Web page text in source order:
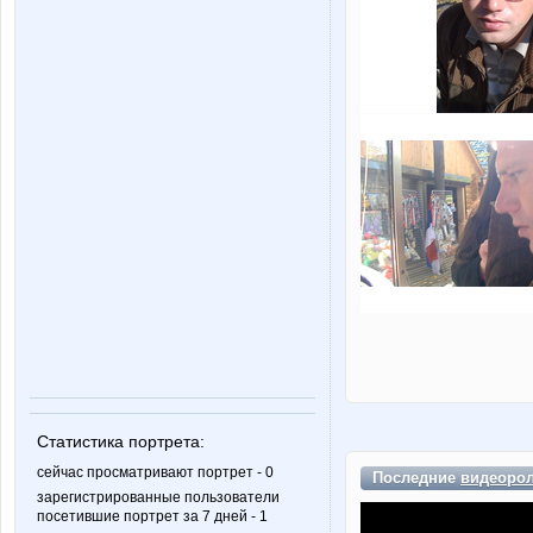
Статистика портрета:
сейчас просматривают портрет - 0
зарегистрированные пользователи
посетившие портрет за 7 дней - 1
Последние